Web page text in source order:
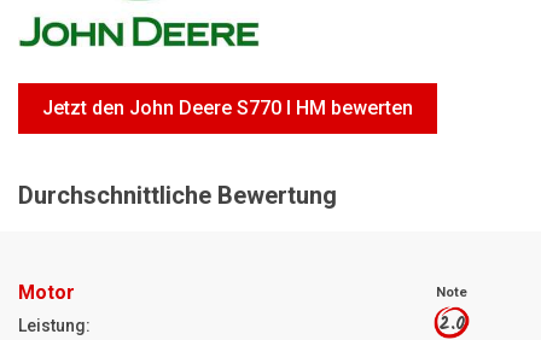
Freischneider
Jetzt Bewerten
Jetzt den John Deere S770 I HM bewerten
Durchschnittliche Bewertung
Motor Note
Leistung: 2.0